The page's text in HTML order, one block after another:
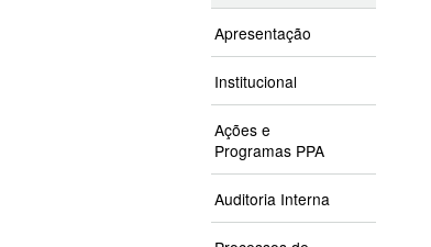
Apresentação
Institucional
Ações e
Programas PPA
Auditoria Interna